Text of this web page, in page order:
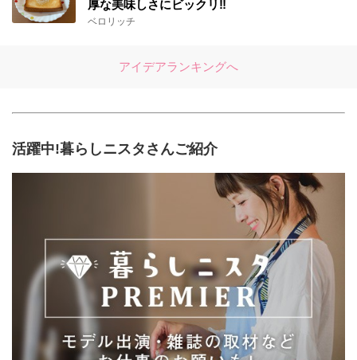
厚な美味しさにビックリ‼︎
ベロリッチ
アイデアランキングへ
活躍中!暮らしニスタさんご紹介